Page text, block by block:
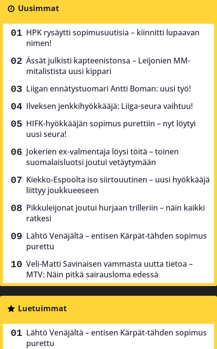
Uusimmat
HPK rysäytti sopimusuutisia – kiinnitti lupaavan
nimen!
Ässät julkisti kapteenistonsa – Leijonien MM-
mitalistista uusi kippari
Liigan ennätystuomari Antti Boman: uusi työ!
Ilveksen jenkkihyökkääjä: Liiga-seura vaihtuu!
HIFK-hyökkääjän sopimus purettiin – nyt löytyi
uusi seura!
Jokerien ex-valmentaja löysi töitä – toinen
suomalaisluotsi joutui vetäytymään
Kiekko-Espoolta iso siirtouutinen – uusi hyökkääjä
liittyy joukkueeseen
Pikkuleijonat joutui hurjaan trilleriin – näin kaikki
ratkesi
Lähtö Venäjältä – entisen Kärpät-tähden sopimus
purettu
Veli-Matti Savinaisen vammasta uutta tietoa –
MTV: Näin pitkä sairausloma edessä
Luetuimmat
Lähtö Venäjältä – entisen Kärpät-tähden sopimus
purettu